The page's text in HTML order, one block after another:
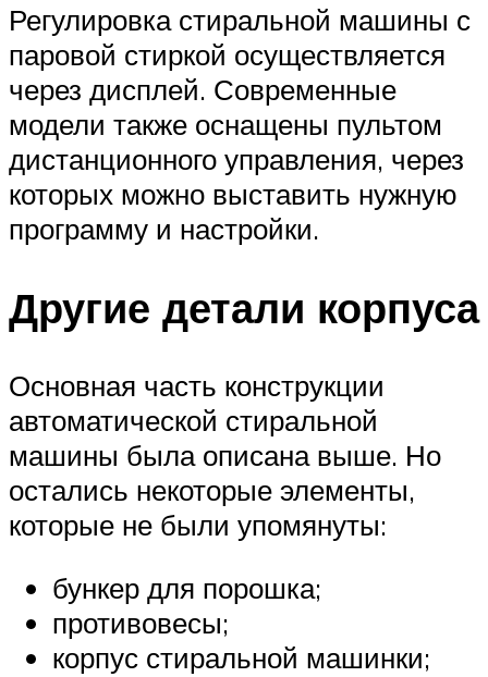
Регулировка стиральной машины с
паровой стиркой осуществляется
через дисплей. Современные
модели также оснащены пультом
дистанционного управления, через
которых можно выставить нужную
программу и настройки.
Другие детали корпуса
Основная часть конструкции
автоматической стиральной
машины была описана выше. Но
остались некоторые элементы,
которые не были упомянуты:
бункер для порошка;
противовесы;
корпус стиральной машинки;